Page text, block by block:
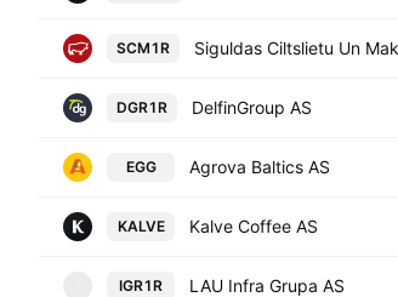
SCM1R
DGR1R DelfinGroup AS
EGG Agrova Baltics AS
KALVE Kalve Coffee AS
IGR1R LAU Infra Grupa AS